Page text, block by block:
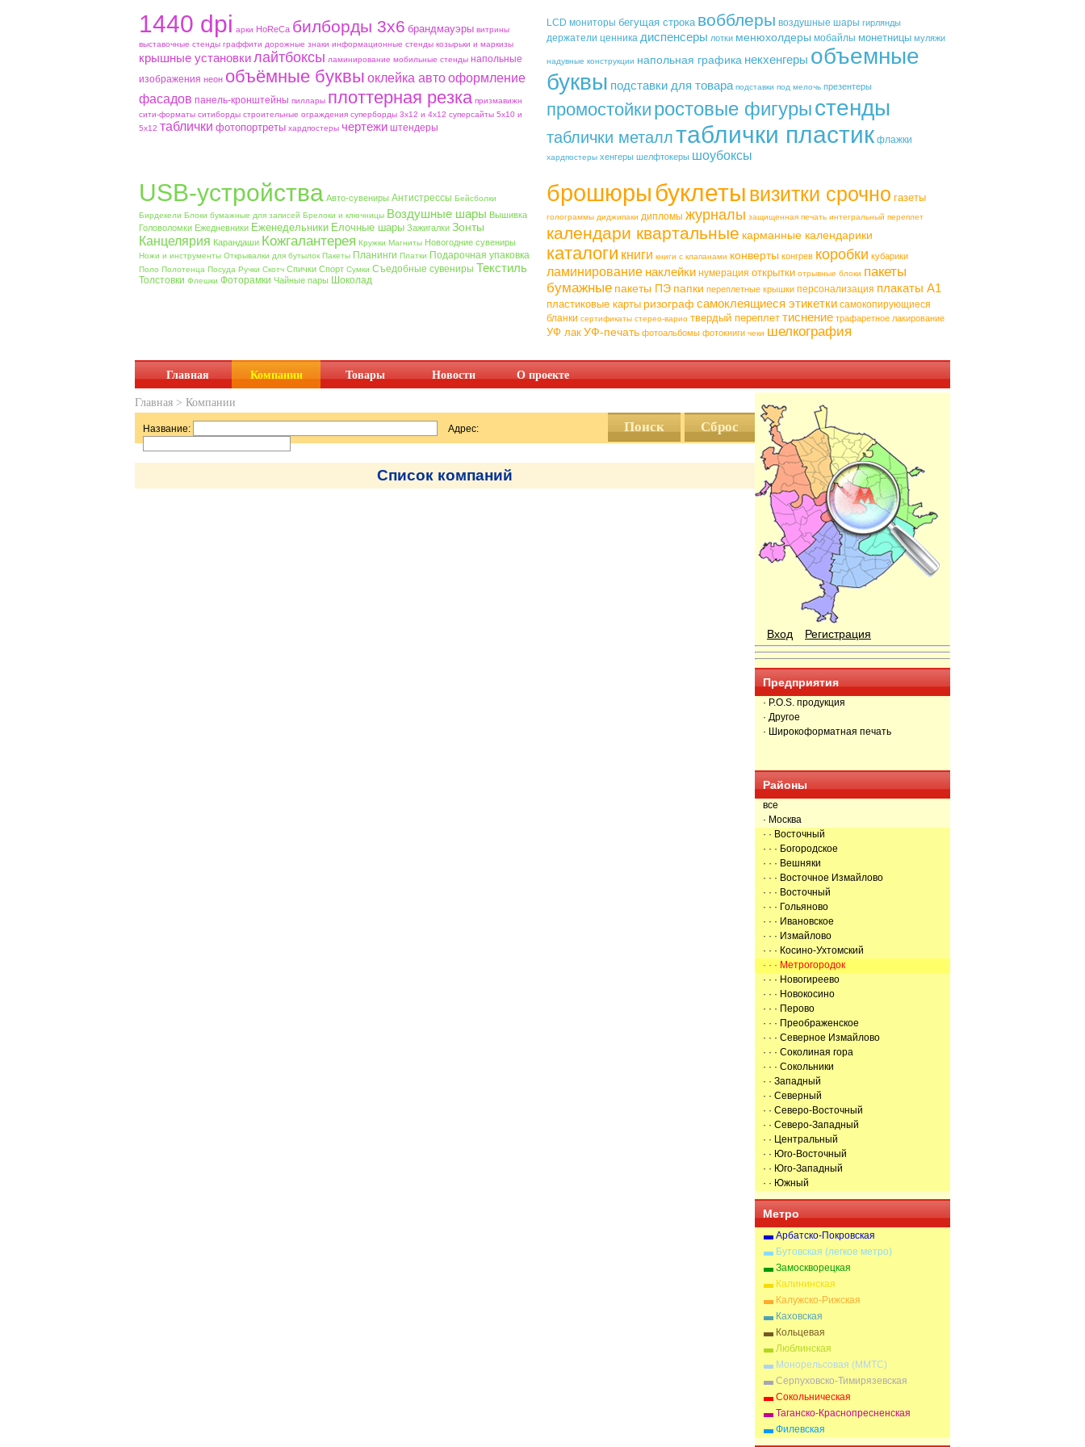
1440 dpi aрки HoReCa билборды 3х6 брандмауэры витрины
выставочные стенды граффити дорожные знаки информационные стенды козырьки и маркизы
крышные установкилайтбоксы ламинирование мобильные стенды напольные
изображения неон объёмные буквы оклейка автооформление
фасадов панель-кронштейны пиллары плоттерная резка призмавижн
сити-форматы ситиборды строительные ограждения суперборды 3х12 и 4х12 суперсайты 5х10 и
5х12 таблички фотопортреты хардпостеры чертежи штендеры
LCD мониторы бегущая строка вобблеры воздушные шары гирлянды
держатели ценника диспенсеры лотки менюхолдеры мобайлы монетницы муляжи
надувные конструкции напольная графика некхенгеры объемные
буквы подставки для товара подставки под мелочь презентеры
промостойки ростовые фигурыстенды
таблички металлтаблички пластик флажки
хардпостеры хенгеры шелфтокеры шоубоксы
USB-устройства Авто-сувениры Антистрессы Бейсболки
Бирдекели Блоки бумажные для записей Брелоки и ключницы Воздушные шары Вышивка
Головоломки Ежедневники Еженедельники Елочные шары Зажигалки Зонты
Канцелярия Карандаши Кожгалантерея Кружки Магниты Новогодние сувениры
Ножи и инструменты Открывалки для бутылок Пакеты Планинги Платки Подарочная упаковка
Поло Полотенца Посуда Ручки Скотч Спички Спорт Сумки Съедобные сувениры Текстиль
Толстовки Флешки Фоторамки Чайные пары Шоколад
брошюрыбуклеты визитки срочно газеты
голограммы диджипаки дипломы журналы защищенная печать интегральный переплет
календари квартальные карманные календарики
каталоги книги книги с клапанами конверты конгрев коробки кубарики
ламинирование наклейки нумерация открытки отрывные блоки пакеты
бумажные пакеты ПЭ папки переплетные крышки персонализация плакаты А1
пластиковые карты ризограф самоклеящиеся этикетки самокопирующиеся
бланки сертификаты стерео-варио твердый переплет тиснение трафаретное лакирование
УФ лак УФ-печать фотоальбомы фотокниги чеки шелкография
Главная Компании Товары Новости О проекте
Главная > Компании
Название: Адрес:
Список компаний
Вход Регистрация
Предприятия
· P.O.S. продукция
· Другое
· Широкоформатная печать
Районы
все
· Москва
· · Восточный
· · · Богородское
· · · Вешняки
· · · Восточное Измайлово
· · · Восточный
· · · Гольяново
· · · Ивановское
· · · Измайлово
· · · Косино-Ухтомский
· · · Метрогородок
· · · Новогиреево
· · · Новокосино
· · · Перово
· · · Преображенское
· · · Северное Измайлово
· · · Соколиная гора
· · · Сокольники
· · Западный
· · Северный
· · Северо-Восточный
· · Северо-Западный
· · Центральный
· · Юго-Восточный
· · Юго-Западный
· · Южный
Метро
Арбатско-Покровская
Бутовская (легкое метро)
Замоскворецкая
Калининская
Калужско-Рижская
Каховская
Кольцевая
Люблинская
Монорельсовая (ММТС)
Серпуховско-Тимирязевская
Сокольническая
Таганско-Краснопресненская
Филевская